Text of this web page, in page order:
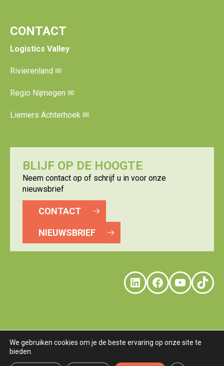
CONTACT
Logistics Valley
Rivierenland ✉
Regio Nijmegen ✉
Liemers Achterhoek ✉
BLIJF OP DE HOOGTE
Neem contact op of schrijf u in voor onze
nieuwsbrief
CONTACT
NIEUWSBRIEF
LinkedIn
Facebook
© LOGISTICS VALLEY
TERMS
We gebruiken cookies om je de beste ervaring op onze site te
bieden.